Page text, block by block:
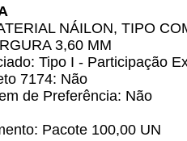
NÁILON, TIPO
3,60 MM
Tipo I - Participação
7174: Não
de Preferência: Não
Pacote 100,00 UN